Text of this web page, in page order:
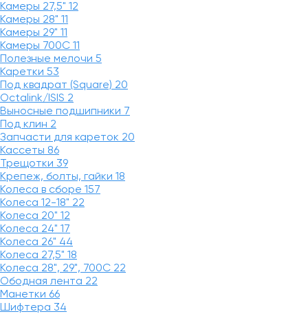
Камеры 27,5" 12
Камеры 28" 11
Камеры 29" 11
Камеры 700C 11
Полезные мелочи 5
Каретки 53
Под квадрат (Square) 20
Octalink/ISIS 2
Выносные подшипники 7
Под клин 2
Запчасти для кареток 20
Кассеты 86
Трещотки 39
Крепеж, болты, гайки 18
Колеса в сборе 157
Колеса 12-18" 22
Колеса 20" 12
Колеса 24" 17
Колеса 26" 44
Колеса 27,5" 18
Колеса 28", 29", 700С 22
Ободная лента 22
Манетки 66
Шифтера 34